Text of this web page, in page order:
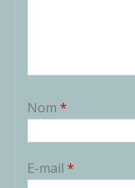
Nom *
E-mail *